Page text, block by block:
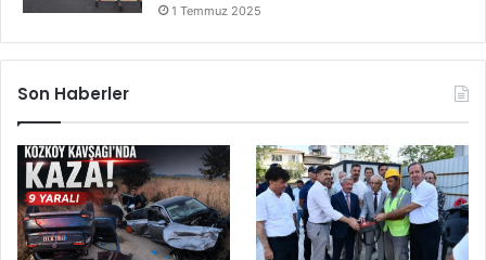
1 Temmuz 2025
Son Haberler